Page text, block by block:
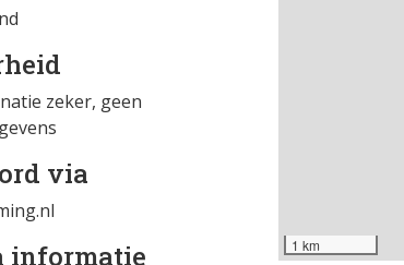
zeker, geen
via
informatie 1 km